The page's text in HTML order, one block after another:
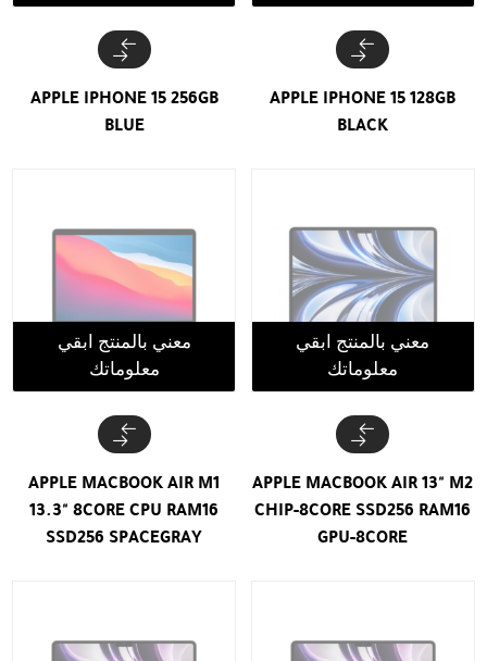
APPLE IPHONE 15 128GB
BLACK
APPLE IPHONE 15 256GB
BLUE
معني بالمنتج ابقي
معلوماتك
APPLE MACBOOK AIR 13" M2
CHIP-8CORE SSD256 RAM16
GPU-8CORE
معني بالمنتج ابقي
معلوماتك
APPLE MACBOOK AIR M1
13.3" 8CORE CPU RAM16
SSD256 SPACEGRAY